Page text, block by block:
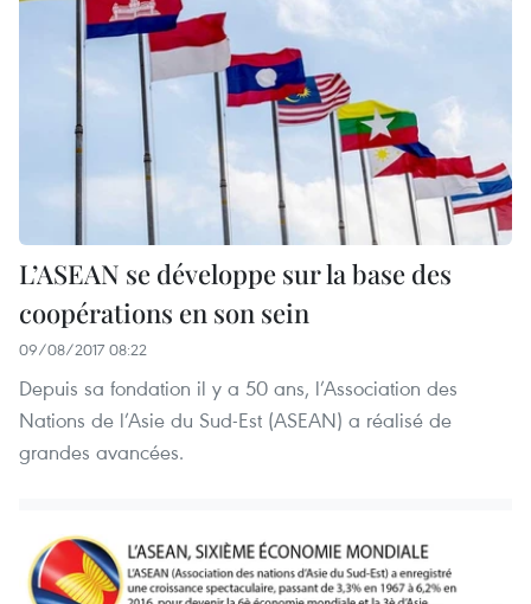
L’ASEAN se développe sur la base des
coopérations en son sein
09/08/2017 08:22
Depuis sa fondation il y a 50 ans, l’Association des
Nations de l’Asie du Sud-Est (ASEAN) a réalisé de
grandes avancées.